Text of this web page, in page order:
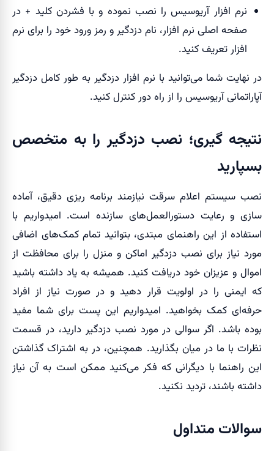
نرم افزار آریوسیس را نصب نموده و با فشردن کلید + در
صفحه اصلی نرم افزار، نام دزدگیر و رمز ورود خود را برای نرم
افزار تعریف کنید.
در نهایت شما می‌توانید با نرم افزار دزدگیر به طور کامل دزدگیر
آپاراتمانی آریوسیس را از راه دور کنترل کنید.
نتیجه گیری؛ نصب دزدگیر را به متخصص
بسپارید
نصب سیستم اعلام سرقت نیازمند برنامه ریزی دقیق، آماده
سازی و رعایت دستورالعمل‌های سازنده است. امیدواریم با
استفاده از این راهنمای مبتدی، بتوانید تمام کمک‌های اضافی
مورد نیاز برای نصب دزدگیر اماکن و منزل را برای محافظت از
اموال و عزیزان خود دریافت کنید. همیشه به یاد داشته باشید
که ایمنی را در اولویت قرار دهید و در صورت نیاز از افراد
حرفه‌ای کمک بخواهید. امیدواریم این پست برای شما مفید
بوده باشد. اگر سوالی در مورد نصب دزدگیر دارید، در قسمت
نظرات با ما در میان بگذارید. همچنین، در به اشتراک گذاشتن
این راهنما با دیگرانی که فکر می‌کنید ممکن است به آن نیاز
داشته باشند، تردید نکنید.
سوالات متداول